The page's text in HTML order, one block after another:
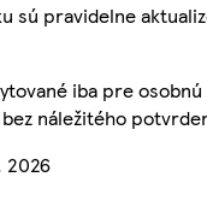
sú pravidelne
iba pre
náležitého
2026